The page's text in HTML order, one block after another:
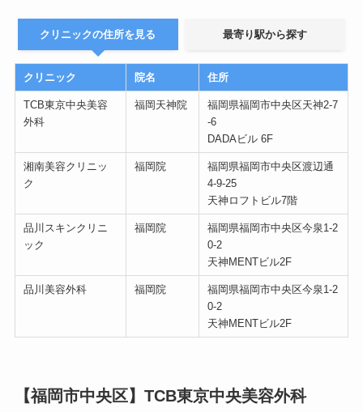
クリニックの住所を見る 最寄り駅から探す
クリニック 院名 住所
TCB東京中央美容
外科
福岡天神院
福岡県福岡市中央区天神2-7
-6
DADAビル 6F
湘南美容クリニッ
ク
福岡院
福岡県福岡市中央区渡辺通
4-9-25
天神ロフトビル7階
品川スキンクリニ
ック
福岡院
福岡県福岡市中央区今泉1-2
0-2
天神MENTビル2F
品川美容外科 福岡院
福岡県福岡市中央区今泉1-2
0-2
天神MENTビル2F
【福岡市中央区】TCB東京中央美容外科